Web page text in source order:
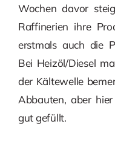
Wochen davor
Raffinerien ihre
erstmals auch die
Bei Heizöl/Diesel
der Kältewelle
Abbauten, aber
gut gefüllt.